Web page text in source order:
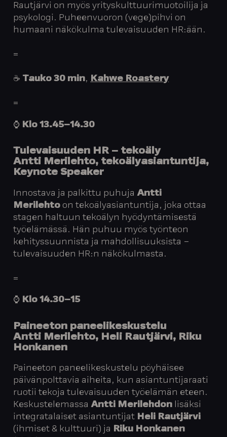
Rautjärvi on myös yrityskulttuurimuotoilija ja
psykologi. Puheenvuoron (vege)pihvi on
humaani näkökulma tulevaisuuden HR:ään.
=
☕️ Tauko 30 min, Kahwe Roastery
=
⌚️ Klo13.45–14.30
Tulevaisuuden HR – tekoäly
Antti Merilehto, tekoälyasiantuntija,
Keynote Speaker
Innostava ja palkittu puhujaAntti
Merilehto on tekoälyasiantuntija, joka ottaa
stagen haltuun tekoälyn hyödyntämisestä
työelämässä. Hän puhuu myös työnteon
kehityssuunnista ja mahdollisuuksista –
tulevaisuuden HR:n näkökulmasta.
=
⌚️ Klo14.30–15
Paineeton paneelikeskustelu
Antti Merilehto, Heli Rautjärvi, Riku
Honkanen
Paineeton paneelikeskustelu pöyhäisee
päivänpolttavia aiheita, kun asiantuntijaraati
ruotii tekoja tulevaisuuden työelämän eteen.
KeskustelemassaAntti Merilehdon lisäksi
integratalaiset asiantuntijat Heli Rautjärvi
(ihmiset & kulttuuri) ja Riku Honkanen